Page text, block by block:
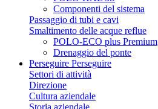
Componenti del sistema
Passaggio di tubi e cavi
Smaltimento delle acque reflue
POLO-ECO plus Premium
Drenaggio del ponte
Perseguire Perseguire
Settori di attività
Direzione
Cultura aziendale